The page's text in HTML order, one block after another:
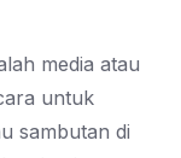
media atau
untuk
sambutan di